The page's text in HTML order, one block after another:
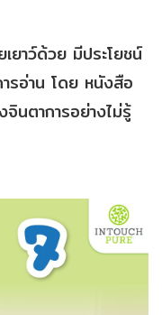
ยาว์ด้วย มีประโยชน์
ารอ่าน โดย หนังสือ
จินตาการอย่างไม่รู้